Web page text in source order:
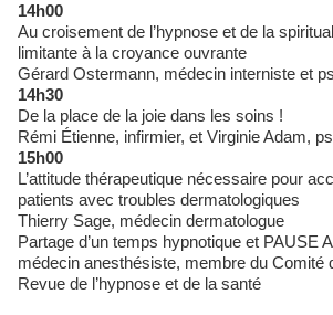
14h00
Au croisement de l’hypnose et de la
limitante à la croyance ouvrante
Gérard Ostermann, médecin interniste et
14h30
De la place de la joie dans les soins !
Rémi Étienne, infirmier, et Virginie Adam,
15h00
L’attitude thérapeutique nécessaire pour
patients avec troubles dermatologiques
Thierry Sage, médecin dermatologue
Partage d’un temps hypnotique et PAUSE
médecin anesthésiste, membre du Comité
Revue de l’hypnose et de la santé